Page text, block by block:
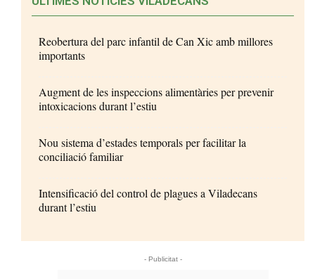
Reobertura del parc infantil de Can Xic amb millores
importants
Augment de les inspeccions alimentàries per prevenir
intoxicacions durant l’estiu
Nou sistema d’estades temporals per facilitar la
conciliació familiar
Intensificació del control de plagues a Viladecans
durant l’estiu
- Publicitat -